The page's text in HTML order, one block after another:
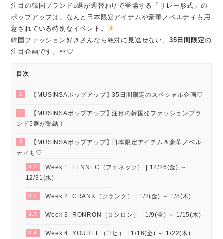
注目の韓国ブランド5選が週替わりで登場する「リレー形式」の
ポップアップは、なんと日本限定アイテムや豪華ノベルティも用
意されている特別なイベント。
韓国ファッション好きさんなら絶対に見逃せない、 35日間限定の
注目企画です。
♡
目次
1 【MUSINSAポップアップ】35日間限定のスペシャル企画♡
2
【MUSINSAポップアップ】注目の韓国発ファッションブラ
ンド5選が集結！
3
【MUSINSAポップアップ】日本限定アイテム＆豪華ノベル
ティも♡
3.1
Week 1. FENNEC（フェネック） | 12/26(金) ～
12/31(水)
3.2 Week 2. CRANK（クランク） | 1/2(金) ～ 1/8(木)
3.3 Week 3. RONRON（ロンロン） | 1/9(金) ～ 1/15(木)
3.4 Week 4. YOUHEE（ユヒ） | 1/16(金) ～ 1/22(木)